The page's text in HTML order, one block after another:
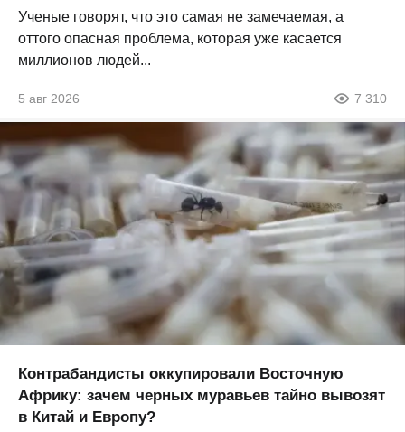
Ученые говорят, что это самая не замечаемая, а
оттого опасная проблема, которая уже касается
миллионов людей...
5 авг 2026 7 310
Контрабандисты оккупировали Восточную
Африку: зачем черных муравьев тайно вывозят
в Китай и Европу?